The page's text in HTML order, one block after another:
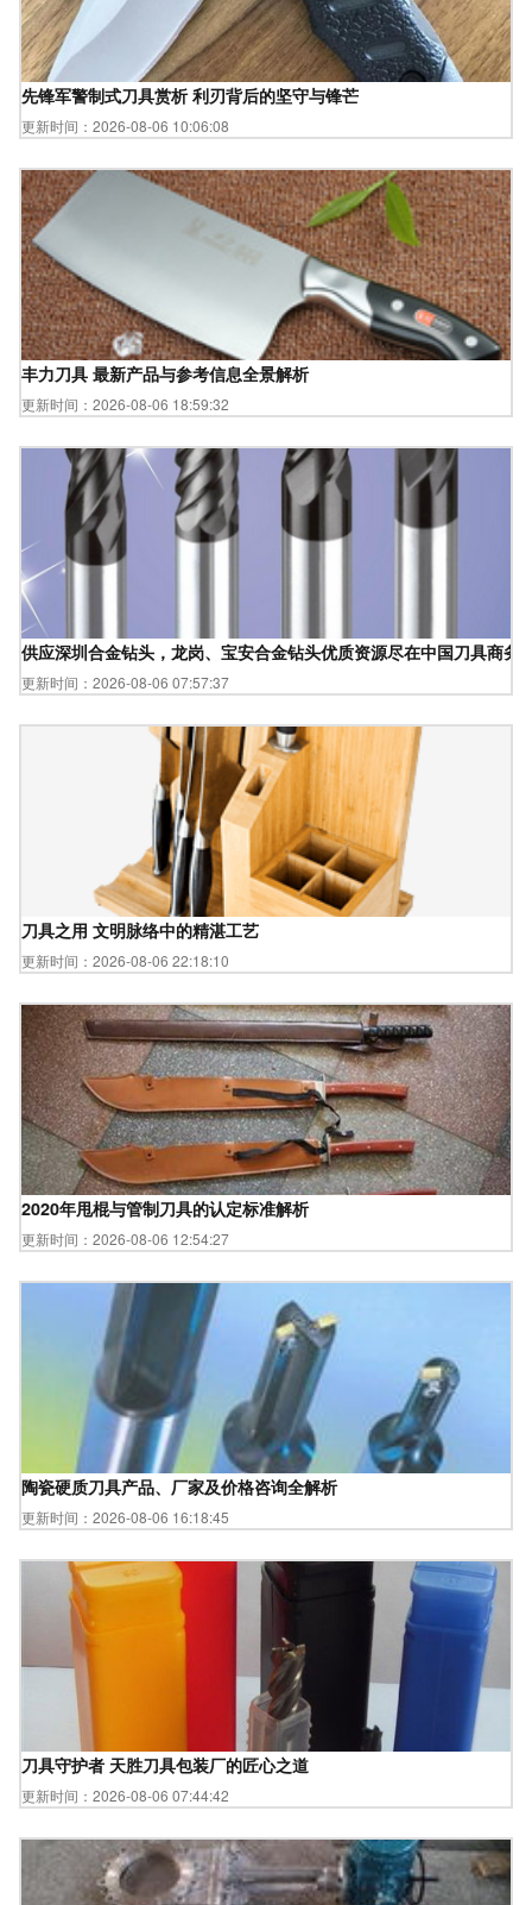
先锋军警制式刀具赏析 利刃背后的坚守与锋芒
更新时间：2026-08-06 10:06:08
丰力刀具 最新产品与参考信息全景解析
更新时间：2026-08-06 18:59:32
供应深圳合金钻头，龙岗、宝安合金钻头优质资源尽在中国刀具商务
更新时间：2026-08-06 07:57:37
刀具之用 文明脉络中的精湛工艺
更新时间：2026-08-06 22:18:10
2020年甩棍与管制刀具的认定标准解析
更新时间：2026-08-06 12:54:27
陶瓷硬质刀具产品、厂家及价格咨询全解析
更新时间：2026-08-06 16:18:45
刀具守护者 天胜刀具包装厂的匠心之道
更新时间：2026-08-06 07:44:42